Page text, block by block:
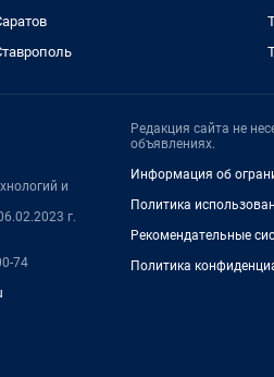
и
г.
74
Редакция сайта не
объявлениях.
Информация об
Политика
Рекомендательные
Политика